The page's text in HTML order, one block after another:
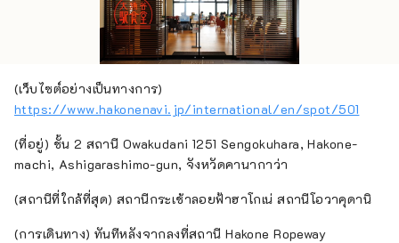
(เว็บไซต์อย่างเป็นทางการ)
https://www.hakonenavi.jp/international/en/spot/501
(ที่อยู่) ชั้น 2 สถานี Owakudani 1251 Sengokuhara, Hakone-
machi, Ashigarashimo-gun, จังหวัดคานากาว่า
(สถานีที่ใกล้ที่สุด) สถานีกระเช้าลอยฟ้าฮาโกเน่ สถานีโอวาคุดานิ
(การเดินทาง) ทันทีหลังจากลงที่สถานี Hakone Ropeway